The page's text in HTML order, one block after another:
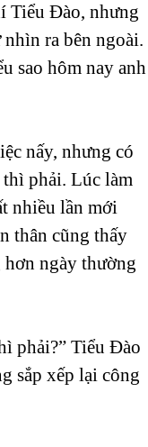
Tiểu Đào, nhưng
ra bên ngoài.
sao hôm nay anh
nấy, nhưng có
phải. Lúc làm
nhiều lần mới
thân cũng thấy
ngày thường
phải?” Tiểu Đào
sắp xếp lại công